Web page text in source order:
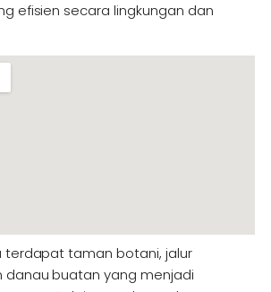
efisien secara lingkungan dan
terdapat taman botani, jalur
danau buatan yang menjadi